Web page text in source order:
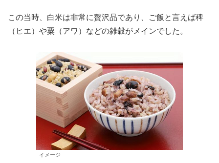
この当時、白米は非常に贅沢品であり、ご飯と言えば稗
（ヒエ）や粟（アワ）などの雑穀がメインでした。
イメージ